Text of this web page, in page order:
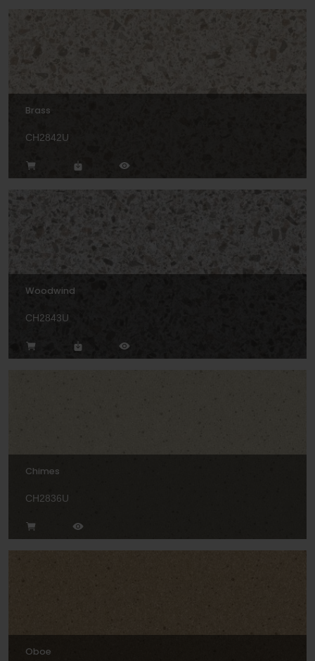
Brass
CH2842U
Woodwind
CH2843U
Chimes
CH2836U
Oboe